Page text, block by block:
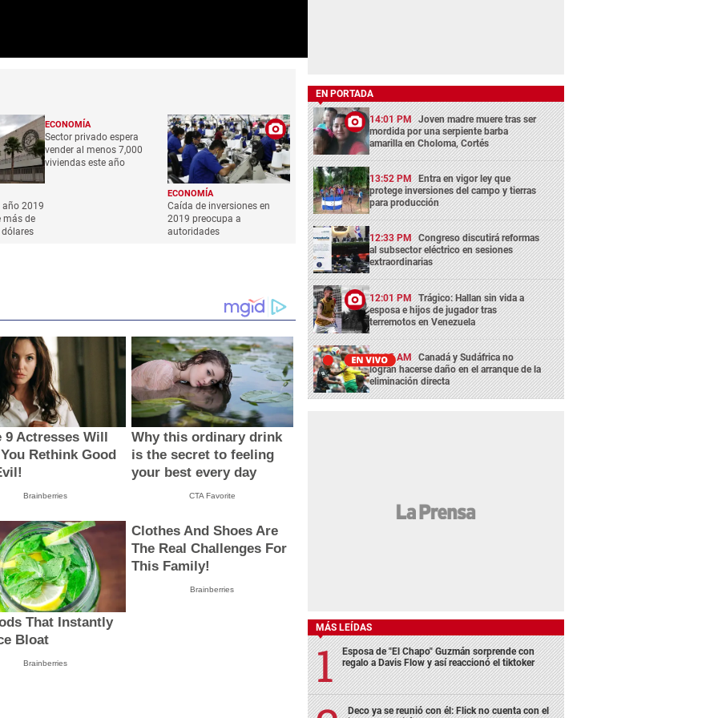
año 2019
ECONOMÍA
Sector privado espera
vender al menos 7,000
viviendas este año
Caída de inversiones en
EN PORTADA
14:01 PM Joven madre muere tras ser
mordida por una serpiente barba
amarilla en Choloma, Cortés
13:52 PM Entra en vigor ley que
protege inversiones del campo y tierras
para producción
12:33 PM Congreso discutirá reformas
al subsector eléctrico en sesiones
extraordinarias
12:01 PM Trágico: Hallan sin vida a
esposa e hijos de jugador tras
terremotos en Venezuela
11:05 AM Canadá y Sudáfrica no
logran hacerse daño en el arranque de la
eliminación directa
MÁS LEÍDAS
Esposa de "El Chapo" Guzmán sorprende con
regalo a Davis Flow y así reaccionó el tiktoker
Deco ya se reunió con él: Flick no cuenta con el